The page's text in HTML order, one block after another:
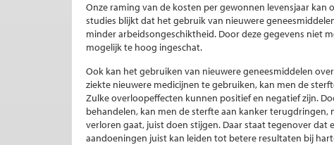
Onze raming van de kosten per gewonnen levensjaar
studies blijkt dat het gebruik van nieuwere
minder arbeidsongeschiktheid. Door deze gegevens niet
mogelijk te hoog ingeschat.
Ook kan het gebruiken van nieuwere geneesmiddelen
ziekte nieuwere medicijnen te gebruiken, kan men de
Zulke overloopeffecten kunnen positief en negatief zijn.
behandelen, kan men de sterfte aan kanker
verloren gaat, juist doen stijgen. Daar staat tegenover dat
aandoeningen juist kan leiden tot betere resultaten bij